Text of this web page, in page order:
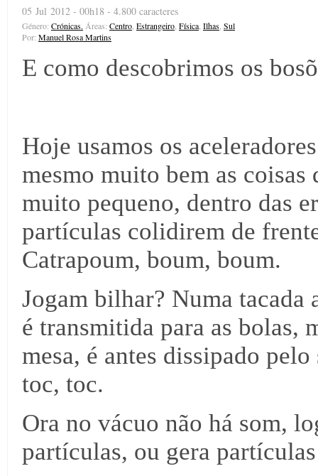
05 Jul 2012 - 00h18 - 4.800 caracteres
Género: Crónicas. Áreas: Centro, Estrangeiro, Física, Ilhas, Sul
Por: Manuel Rosa Martins
E como descobrimos os
Hoje usamos os
mesmo muito bem as coisas
muito pequeno, dentro das
partículas colidirem de
Catrapoum, boum, boum.
Jogam bilhar? Numa tacada
é transmitida para as bolas,
mesa, é antes dissipado
toc, toc.
Ora no vácuo não há som,
partículas, ou gera